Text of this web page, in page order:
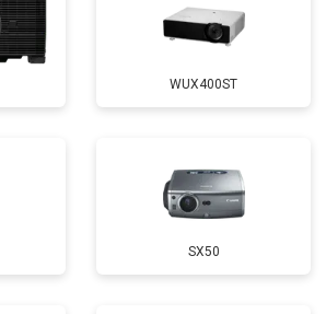
WUX400ST
SX50